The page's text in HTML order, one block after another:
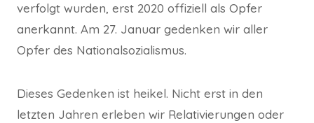
verfolgt wurden, erst 2020 offiziell als Opfer
anerkannt. Am 27. Januar gedenken wir aller
Opfer des Nationalsozialismus.
Dieses Gedenken ist heikel. Nicht erst in den
letzten Jahren erleben wir Relativierungen oder